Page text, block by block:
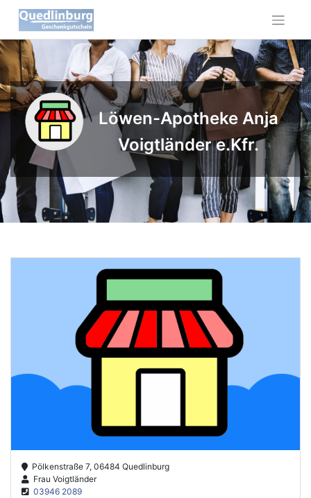
content
Löwen-Apotheke Anja
Voigtländer e.Kfr.
Pölkenstraße 7, 06484 Quedlinburg
Frau Voigtländer
03946 2089